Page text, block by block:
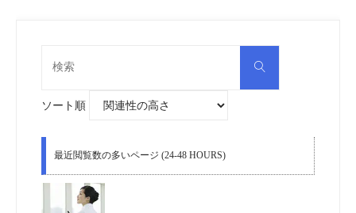
検
ソート順
最近閲覧数の多いページ (24-48 HOURS)